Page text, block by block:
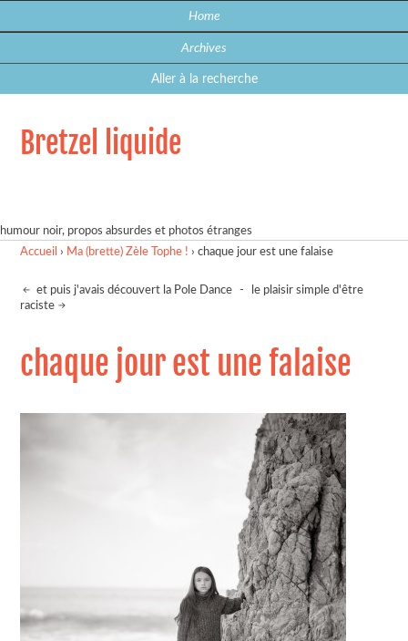
Home
Archives
Aller à la recherche
Bretzel liquide
humour noir, propos absurdes et photos étranges
Accueil › Ma (brette) Zèle Tophe ! ›chaque jour est une falaise
et puis j'avais découvert la Pole Dance -
le plaisir simple d'être
raciste
chaque jour est une falaise